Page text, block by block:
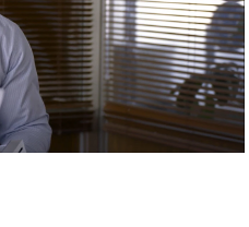
20:01